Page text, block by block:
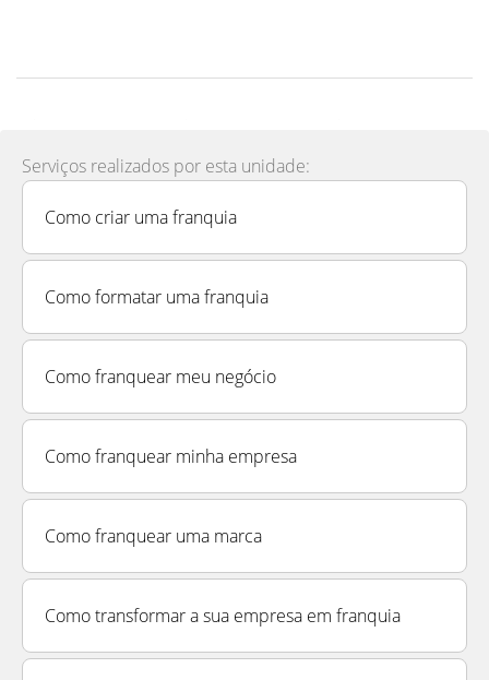
Serviços realizados por esta unidade:
Como criar uma franquia
Como formatar uma franquia
Como franquear meu negócio
Como franquear minha empresa
Como franquear uma marca
Como transformar a sua empresa em franquia